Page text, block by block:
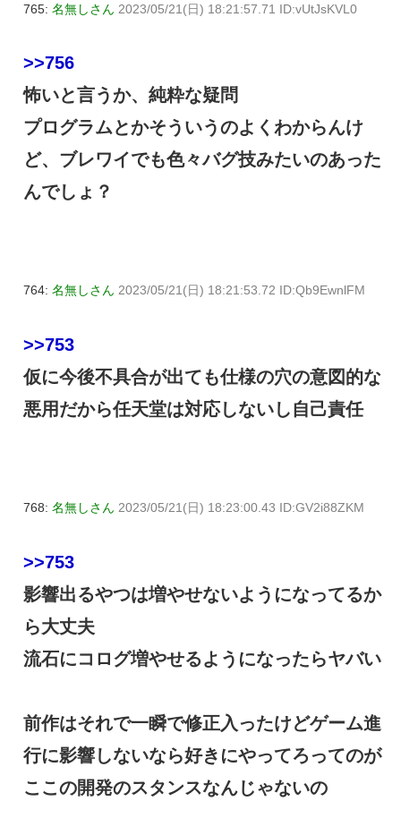
765: 名無しさん 2023/05/21(日) 18:21:57.71 ID:vUtJsKVL0
>>756
怖いと言うか、純粋な疑問
プログラムとかそういうのよくわからんけ
ど、ブレワイでも色々バグ技みたいのあった
んでしょ？
764: 名無しさん 2023/05/21(日) 18:21:53.72 ID:Qb9EwnlFM
>>753
仮に今後不具合が出ても仕様の穴の意図的な
悪用だから任天堂は対応しないし自己責任
768: 名無しさん 2023/05/21(日) 18:23:00.43 ID:GV2i88ZKM
>>753
影響出るやつは増やせないようになってるか
ら大丈夫
流石にコログ増やせるようになったらヤバい
前作はそれで一瞬で修正入ったけどゲーム進
行に影響しないなら好きにやってろってのが
ここの開発のスタンスなんじゃないの